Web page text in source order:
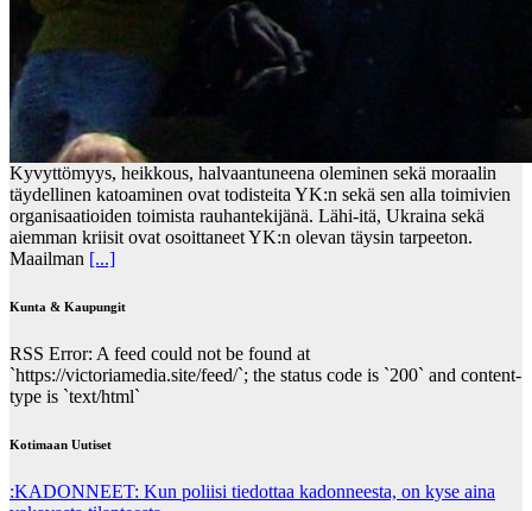
Kyvyttömyys, heikkous, halvaantuneena oleminen sekä moraalin
täydellinen katoaminen ovat todisteita YK:n sekä sen alla toimivien
organisaatioiden toimista rauhantekijänä. Lähi-itä, Ukraina sekä
aiemman kriisit ovat osoittaneet YK:n olevan täysin tarpeeton.
Maailman [...]
Kunta & Kaupungit
RSS Error: A feed could not be found at
`https://victoriamedia.site/feed/`; the status code is `200` and content-
type is `text/html`
Kotimaan Uutiset
:KADONNEET: Kun poliisi tiedottaa kadonneesta, on kyse aina